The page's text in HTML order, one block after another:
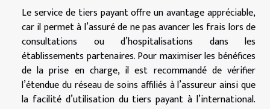
Le service de tiers payant offre un avantage appréciable,
car il permet à l’assuré de ne pas avancer les frais lors de
consultations ou d’hospitalisations dans les
établissements partenaires. Pour maximiser les bénéfices
de la prise en charge, il est recommandé de vérifier
l’étendue du réseau de soins affiliés à l’assureur ainsi que
la facilité d’utilisation du tiers payant à l’international.